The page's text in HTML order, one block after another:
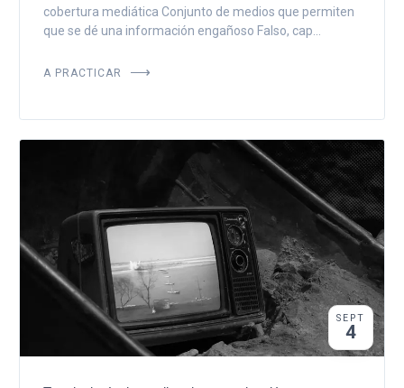
cobertura mediática Conjunto de medios que permiten
que se dé una información engañoso Falso, cap...
A PRACTICAR
SEPT
4